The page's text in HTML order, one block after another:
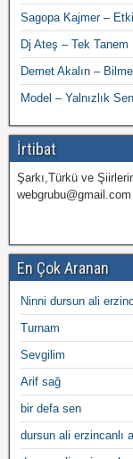
Sagopa Kajmer –
Dj Ateş – Tek Tanem
Demet Akalın –
Model – Yalnızlık
İrtibat
Şarkı,Türkü ve
webgrubu@gmail.com
En Çok Aranan
Ninni dursun ali
Turnam
Sevgilim
Arif sağ
bir defa sen
dursun ali erzincanlı